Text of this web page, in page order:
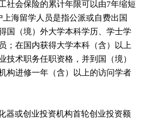
社会保险的累计年限可以由7年缩短
海留学人员是指公派或自费出国
国（境）外大学本科学历、学士学
；在国内获得大学本科（含）以上
技术职务任职资格，并到国（境）
构进修一年（含）以上的访问学者
器或创业投资机构首轮创业投资额